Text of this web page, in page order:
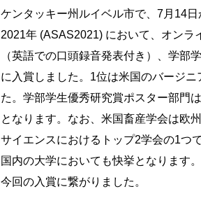
ケンタッキー州ルイベル市で、7月14
2021年 (ASAS2021) において、オンラ
（英語での口頭録音発表付き）、学部
に入賞しました。1位は米国のバージ
た。学部学生優秀研究賞ポスター部門
となります。なお、米国畜産学会は欧
サイエンスにおけるトップ2学会の1つ
国内の大学においても快挙となります
今回の入賞に繋がりました。